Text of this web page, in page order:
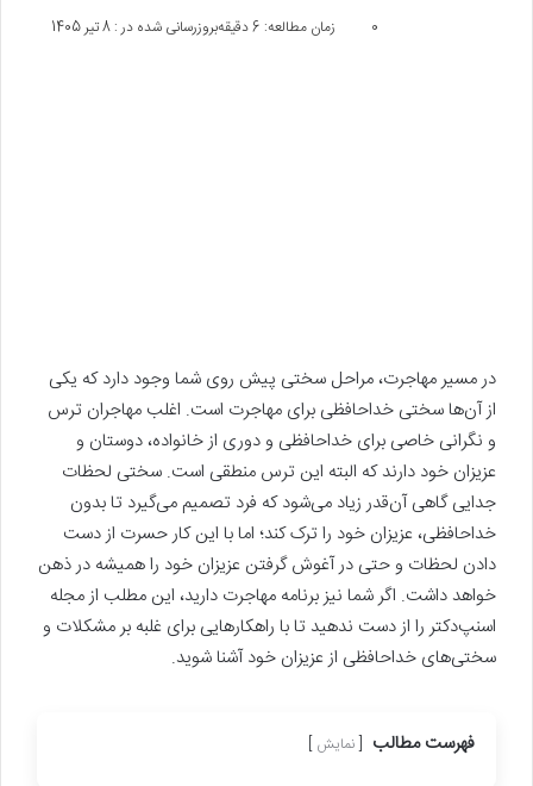
بروزرسانی شده در : 8 تیر 1405 0 زمان مطالعه: 6 دقیقه
در مسیر مهاجرت، مراحل سختی پیش روی شما وجود دارد که یکی
از آن‌ها سختی خداحافظی برای مهاجرت است. اغلب مهاجران ترس
و نگرانی خاصی برای خداحافظی و دوری از خانواده، دوستان و
عزیزان خود دارند که البته این ترس منطقی است. سختی لحظات
جدایی گاهی آن‌قدر زیاد می‌شود که فرد تصمیم می‌گیرد تا بدون
خداحافظی، عزیزان خود را ترک کند؛ اما با این کار حسرت از دست
دادن لحظات و حتی در آغوش گرفتن عزیزان خود را همیشه در ذهن
خواهد داشت. اگر شما نیز برنامه مهاجرت دارید، این مطلب از مجله
اسنپ‌دکتر را از دست ندهید تا با راهکارهایی برای غلبه بر مشکلات و
سختی‌های خداحافظی از عزیزان خود آشنا شوید.
فهرست مطالب نمایش